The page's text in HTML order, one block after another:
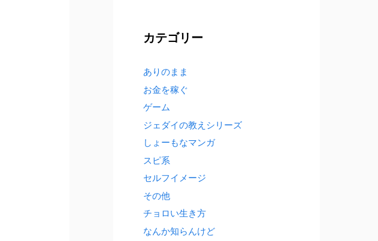
カテゴリー
ありのまま
お金を稼ぐ
ゲーム
ジェダイの教えシリーズ
しょーもなマンガ
スピ系
セルフイメージ
その他
チョロい生き方
なんか知らんけど